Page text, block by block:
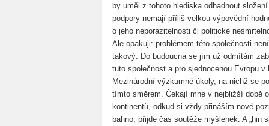
by uměl z tohoto hlediska odhadnout
podpory nemají příliš velkou výpovědní
o jeho neporazitelnosti či politické
Ale opakuji: problémem této společnosti
takový. Do budoucna se jím už odmítám
tuto společnost a pro sjednocenou Evropu
Mezinárodní výzkumné úkoly, na nichž se
tímto směrem. Čekají mne v nejbližší době
kontinentů, odkud si vždy přináším nové
bahno, přijde čas soutěže myšlenek. A „hin